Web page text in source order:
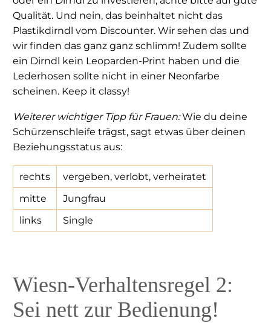
Qualität. Und nein, das beinhaltet nicht das
Plastikdirndl vom Discounter. Wir sehen das und
wir finden das ganz ganz schlimm! Zudem sollte
ein Dirndl kein Leoparden-Print haben und die
Lederhosen sollte nicht in einer Neonfarbe
scheinen. Keep it classy!
Weiterer wichtiger Tipp für Frauen:Wie du deine
Schürzenschleife trägst, sagt etwas über deinen
Beziehungsstatus aus:
rechts
vergeben, verlobt, verheiratet
mitte
Jungfrau
links
Single
Wiesn-Verhaltensregel 2:
Sei nett zur Bedienung!